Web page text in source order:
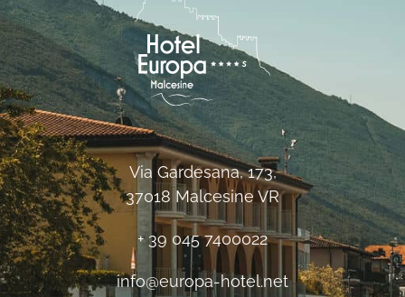
Via Gardesana, 173,
37018 Malcesine VR
+ 39 045 7400022
info@europa-hotel.net